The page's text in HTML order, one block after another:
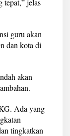
tepat,” jelas
guru akan
dan kota di
akan
Ada yang
tingkatkan